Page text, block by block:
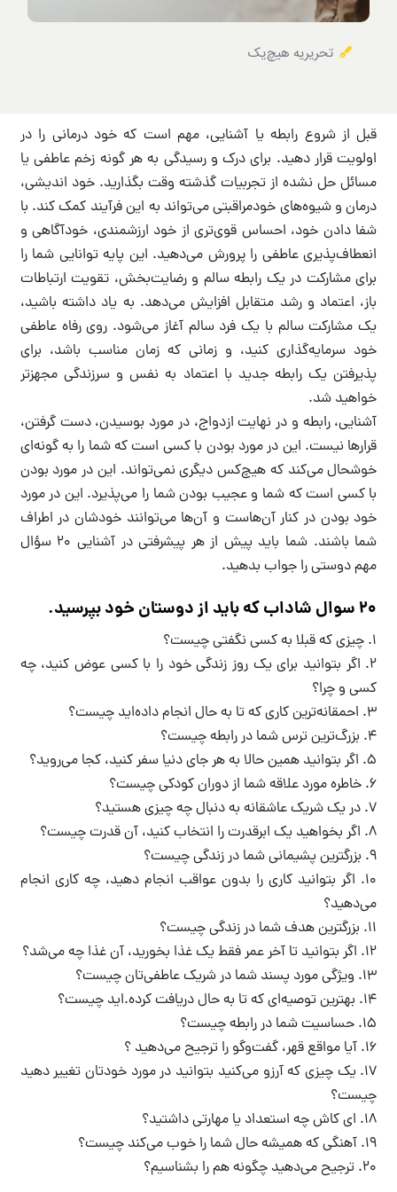
تحریریه هیچ‌یک
قبل از شروع رابطه یا آشنایی، مهم است که خود درمانی را در
اولویت قرار دهید. برای درک و رسیدگی به هر گونه زخم عاطفی یا
مسائل حل نشده از تجربیات گذشته وقت بگذارید. خود اندیشی،
درمان و شیوه‌های خودمراقبتی می‌تواند به این فرآیند کمک کند. با
شفا دادن خود، احساس قوی‌تری از خود ارزشمندی، خودآگاهی و
انعطاف‌پذیری عاطفی را پرورش می‌دهید. این پایه توانایی شما را
برای مشارکت در یک رابطه سالم و رضایت‌بخش، تقویت ارتباطات
باز، اعتماد و رشد متقابل افزایش می‌دهد. به یاد داشته باشید،
یک مشارکت سالم با یک فرد سالم آغاز می‌شود. روی رفاه عاطفی
خود سرمایه‌گذاری کنید، و زمانی که زمان مناسب باشد، برای
پذیرفتن یک رابطه جدید با اعتماد به نفس و سرزندگی مجهزتر
خواهید شد.
آشنایی، رابطه و در نهایت ازدواج، در مورد بوسیدن، دست گرفتن،
قرارها نیست. این در مورد بودن با کسی است که شما را به گونه‌ای
خوشحال می‌کند که هیچ‌کس دیگری نمی‌تواند. این در مورد بودن
با کسی است که شما و عجیب بودن شما را می‌پذیرد. این در مورد
خود بودن در کنار آن‌هاست و آن‌ها می‌توانند خودشان در اطراف
شما باشند. شما‌‌ باید پیش از هر پیشرفتی در آشنایی ۲۰ سؤال
مهم دوستی را جواب بدهید.
۲۰ سوال شاداب که باید از دوستان خود بپرسید.
۱. چیزی که قبلا به کسی نگفتی چیست؟
۲. اگر بتوانید برای یک روز زندگی خود را با کسی عوض کنید، چه
کسی و چرا؟
۳. احمقانه‌ترین کاری که تا به حال انجام داده‌اید چیست؟
۴. بزرگ‌ترین ترس شما در رابطه چیست؟
۵. اگر بتوانید همین حالا به هر جای دنیا سفر کنید، کجا می‌روید؟
۶. خاطره مورد علاقه شما از دوران کودکی چیست؟
۷. در یک شریک عاشقانه به دنبال چه چیزی هستید؟
۸. اگر بخواهید یک ابرقدرت را انتخاب کنید، آن قدرت چیست؟
۹. بزرگترین پشیمانی شما در زندگی چیست؟
۱۰. اگر بتوانید کاری را بدون عواقب انجام دهید، چه کاری انجام
می‌دهید؟
۱۱. بزرگترین هدف شما در زندگی چیست؟
۱۲. اگر بتوانید تا آخر عمر فقط یک غذا بخورید، آن غذا چه می‌شد؟
۱۳. ویژگی مورد پسند شما در شریک عاطفی‌تان چیست؟
۱۴. بهترین توصیه‌ای که تا به حال دریافت کرده.اید چیست؟
۱۵. حساسیت شما در رابطه چیست؟
۱۶. آیا مواقع قهر، گفت‌وگو را ترجیح می‌دهید ؟
۱۷. یک چیزی که آرزو می‌کنید بتوانید در مورد خودتان تغییر دهید
چیست؟
۱۸. ای کاش چه استعداد یا مهارتی داشتید؟
۱۹. آهنگی که همیشه حال شما را خوب می‌کند چیست؟
۲۰. ترجیح می‌دهید چگونه هم را بشناسیم؟